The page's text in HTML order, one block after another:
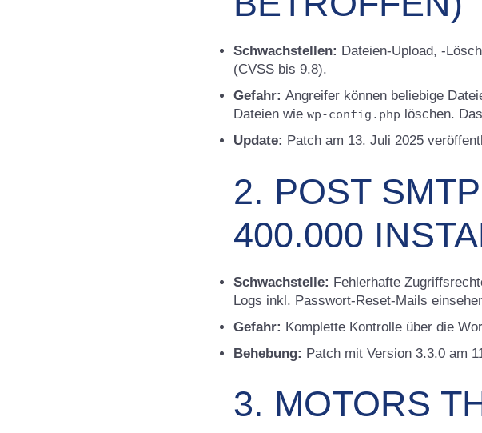
Schwachstellen: Dateien-Upload, -
(CVSS bis 9.8).
Gefahr: Angreifer können beliebige
Dateien wie wp-config.php löschen.
Update: Patch am 13. Juli 2025
2. POST
400.000
Schwachstelle: Fehlerhafte
Logs inkl. Passwort-Reset-Mails
Gefahr: Komplette Kontrolle über die
Behebung: Patch mit Version 3.3.0 am
3. MOTORS